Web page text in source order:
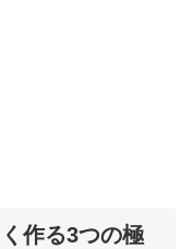
作る3つの極